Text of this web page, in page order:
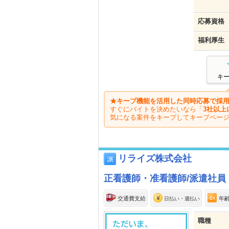
応募資格
福利厚生
キ
★キープ機能を活用した同時応募で採
すぐにバイトを決めたいなら「 3社以上
気になる案件をキープしてキープペー
リライズ株式会社
正看護師・准看護師/派遣社員
交通費支給 日払い・週払い 年
職種